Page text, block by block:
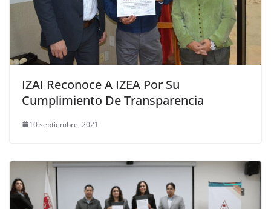
IZAI Reconoce A IZEA Por Su
Cumplimiento De Transparencia
10 septiembre, 2021